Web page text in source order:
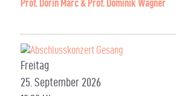
Prof. Dorin Marc & Prof. Dominik Wagner
Freitag
25. September 2026